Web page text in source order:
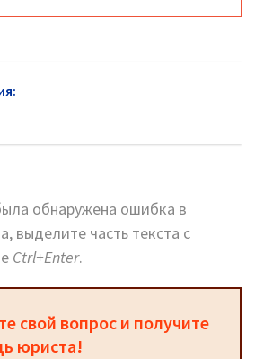
обнаружена ошибка в
выделите часть текста с
Ctrl+Enter.
свой вопрос и получите
юриста!